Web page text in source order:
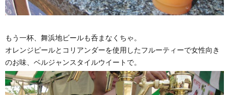
もう一杯、舞浜地ビールも呑まなくちゃ。
オレンジピールとコリアンダーを使用したフルーティーで女性向き
のお味、ベルジャンスタイルウイートで。